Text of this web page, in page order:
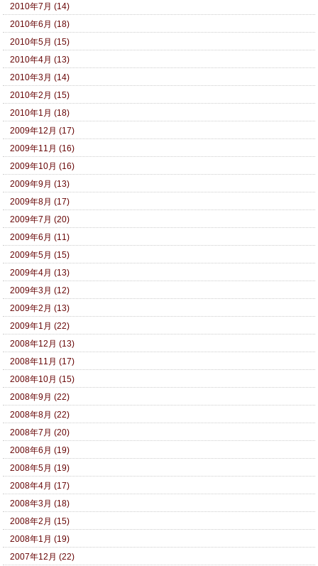
2010年7月 (14)
2010年6月 (18)
2010年5月 (15)
2010年4月 (13)
2010年3月 (14)
2010年2月 (15)
2010年1月 (18)
2009年12月 (17)
2009年11月 (16)
2009年10月 (16)
2009年9月 (13)
2009年8月 (17)
2009年7月 (20)
2009年6月 (11)
2009年5月 (15)
2009年4月 (13)
2009年3月 (12)
2009年2月 (13)
2009年1月 (22)
2008年12月 (13)
2008年11月 (17)
2008年10月 (15)
2008年9月 (22)
2008年8月 (22)
2008年7月 (20)
2008年6月 (19)
2008年5月 (19)
2008年4月 (17)
2008年3月 (18)
2008年2月 (15)
2008年1月 (19)
2007年12月 (22)